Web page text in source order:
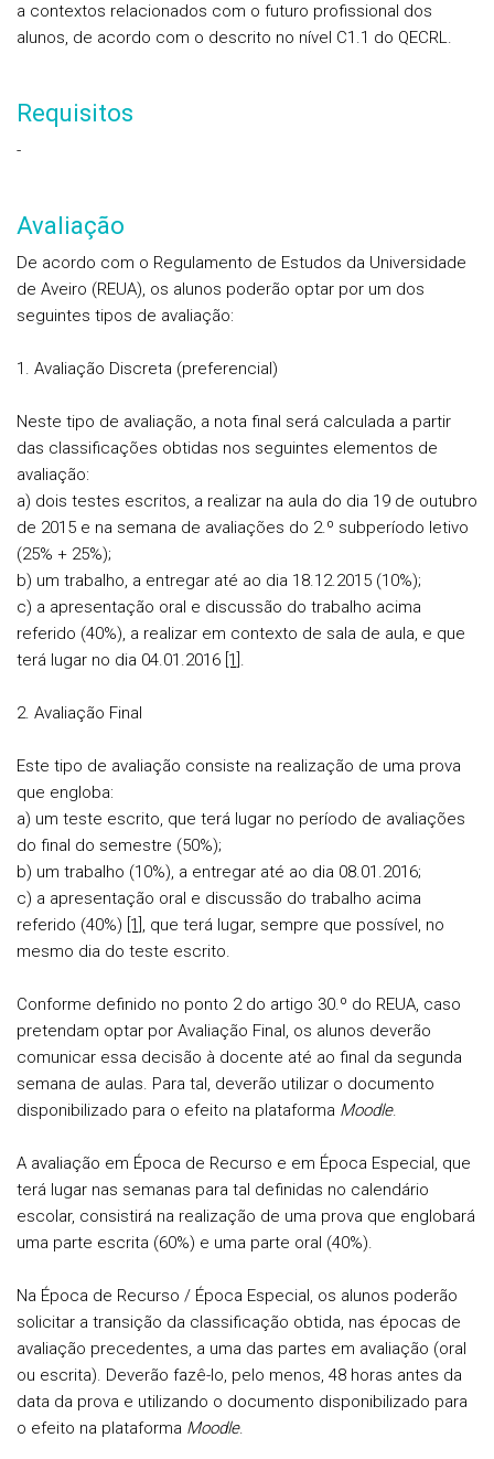
a contextos relacionados com o futuro profissional dos
alunos, de acordo com o descrito no nível C1.1 do QECRL.
Requisitos
-
Avaliação
De acordo com o Regulamento de Estudos da Universidade
de Aveiro (REUA), os alunos poderão optar por um dos
seguintes tipos de avaliação:
1. Avaliação Discreta (preferencial)
Neste tipo de avaliação, a nota final será calculada a partir
das classificações obtidas nos seguintes elementos de
avaliação:
a) dois testes escritos, a realizar na aula do dia 19 de outubro
de 2015 e na semana de avaliações do 2.º subperíodo letivo
(25% + 25%);
b) um trabalho, a entregar até ao dia 18.12.2015 (10%);
c) a apresentação oral e discussão do trabalho acima
referido (40%), a realizar em contexto de sala de aula, e que
terá lugar no dia 04.01.2016 [1] .
2. Avaliação Final
Este tipo de avaliação consiste na realização de uma prova
que engloba:
a) um teste escrito, que terá lugar no período de avaliações
do final do semestre (50%);
b) um trabalho (10%), a entregar até ao dia 08.01.2016;
c) a apresentação oral e discussão do trabalho acima
referido (40%) [1] , que terá lugar, sempre que possível, no
mesmo dia do teste escrito.
Conforme definido no ponto 2 do artigo 30.º do REUA, caso
pretendam optar por Avaliação Final, os alunos deverão
comunicar essa decisão à docente até ao final da segunda
semana de aulas. Para tal, deverão utilizar o documento
disponibilizado para o efeito na plataforma Moodle.
A avaliação em Época de Recurso e em Época Especial, que
terá lugar nas semanas para tal definidas no calendário
escolar, consistirá na realização de uma prova que englobará
uma parte escrita (60%) e uma parte oral (40%).
Na Época de Recurso / Época Especial, os alunos poderão
solicitar a transição da classificação obtida, nas épocas de
avaliação precedentes, a uma das partes em avaliação (oral
ou escrita). Deverão fazê-lo, pelo menos, 48 horas antes da
data da prova e utilizando o documento disponibilizado para
o efeito na plataforma Moodle.